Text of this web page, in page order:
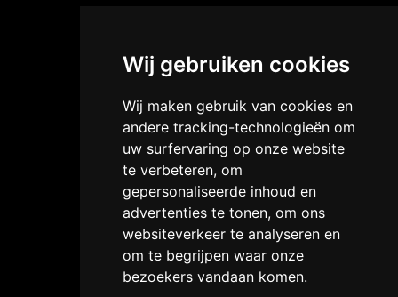
Wij gebruiken cookies
Wij maken gebruik van cookies en
andere tracking-technologieën om
uw surfervaring op onze website
te verbeteren, om
gepersonaliseerde inhoud en
advertenties te tonen, om ons
websiteverkeer te analyseren en
om te begrijpen waar onze
bezoekers vandaan komen.